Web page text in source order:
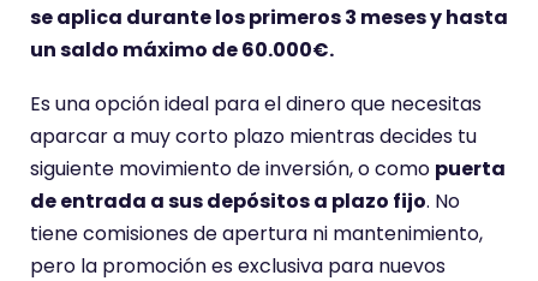
se aplica durante los primeros 3 meses y hasta
un saldo máximo de 60.000€.
Es una opción ideal para el dinero que necesitas
aparcar a muy corto plazo mientras decides tu
siguiente movimiento de inversión, o como puerta
de entrada a sus depósitos a plazo fijo. No
tiene comisiones de apertura ni mantenimiento,
pero la promoción es exclusiva para nuevos